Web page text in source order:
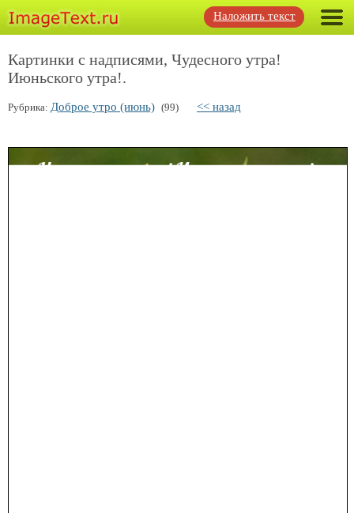
Наложить текст
Картинки с надписями, Чудесного утра!
Июньского утра!.
Рубрика: Доброе утро (июнь) (99) << назад